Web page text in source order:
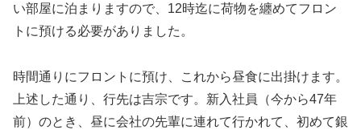
い部屋に泊まりますので、12時迄に荷物を纏めてフロン
トに預ける必要がありました。
時間通りにフロントに預け、これから昼食に出掛けます。
上述した通り、行先は吉宗です。新入社員（今から47年
前）のとき、昼に会社の先輩に連れて行かれて、初めて銀